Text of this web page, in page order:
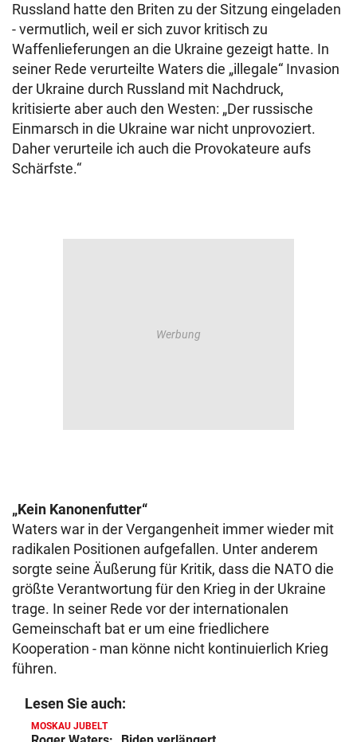
Russland hatte den Briten zu der Sitzung eingeladen
- vermutlich, weil er sich zuvor kritisch zu
Waffenlieferungen an die Ukraine gezeigt hatte. In
seiner Rede verurteilte Waters die „illegale“ Invasion
der Ukraine durch Russland mit Nachdruck,
kritisierte aber auch den Westen: „Der russische
Einmarsch in die Ukraine war nicht unprovoziert.
Daher verurteile ich auch die Provokateure aufs
Schärfste.“
„Kein Kanonenfutter“
Waters war in der Vergangenheit immer wieder mit
radikalen Positionen aufgefallen. Unter anderem
sorgte seine Äußerung für Kritik, dass die NATO die
größte Verantwortung für den Krieg in der Ukraine
trage. In seiner Rede vor der internationalen
Gemeinschaft bat er um eine friedlichere
Kooperation - man könne nicht kontinuierlich Krieg
führen.
Lesen Sie auch:
MOSKAU JUBELT